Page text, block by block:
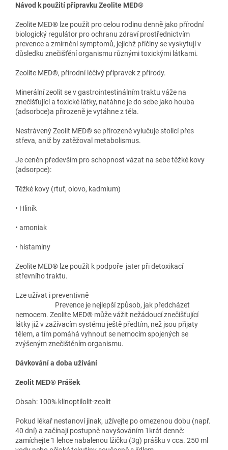
Návod k použití přípravku Zeolite MED®
Zeolite MED® lze použít pro celou rodinu denně jako přírodní
biologický regulátor pro ochranu zdraví prostřednictvím
prevence a zmírnění symptomů, jejichž příčiny se vyskytují v
důsledku znečišťění organismu různými toxickými látkami.
Zeolite MED®, přírodní léčivý přípravek z přírody.
Minerální zeolit se v gastrointestinálním traktu váže na
znečišťující a toxické látky, natáhne je do sebe jako houba
(adsorbce)a přirozeně je vytáhne z těla.
Nestrávený Zeolit ​​MED® se přirozeně vylučuje stolicí přes
střeva, aniž by zatěžoval metabolismus.
Je ceněn především pro schopnost vázat na sebe těžké kovy
(adsorpce):
Těžké kovy (rtuť, olovo, kadmium)
• Hliník
• amoniak
• histaminy
Zeolite MED® lze použít k podpoře jater při detoxikací
střevního traktu.
Lze užívat i preventivně
Prevence je nejlepší způsob, jak předcházet
nemocem. Zeolite MED® může vážit nežádoucí znečišťující
látky již v zažívacím systému ještě předtím, než jsou přijaty
tělem, a tím pomáhá vyhnout se nemocím spojených se
zvýšeným znečištěním organismu.
Dávkování a doba užívání
Zeolit ​​MED® Prášek
Obsah: 100% klinoptilolit-zeolit
Pokud lékař nestanoví jinak, užívejte po omezenou dobu (např.
40 dní) a začínají postupně navyšováním 1krát denně:
zamíchejte 1 lehce nabalenou lžičku (3g) prášku v cca. 250 ml